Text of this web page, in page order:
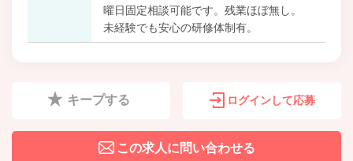
曜日固定相談可能です。残業ほぼ無し。
未経験でも安心の研修体制有。
キープする ログインして応募
この求人に問い合わせる